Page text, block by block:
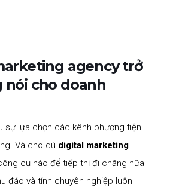
agency trở
cho doanh
sự lựa chọn các kênh phương tiện
Và cho dù digital marketing
cụ nào để tiếp thị đi chăng nữa
đáo và tính chuyên nghiệp luôn